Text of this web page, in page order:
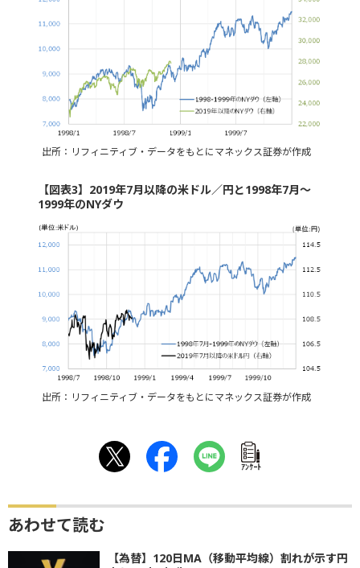
出所：リフィニティブ・データをもとにマネックス証券が作成
【図表3】2019年7月以降の米ドル／円と1998年7月～
1999年のNYダウ
出所：リフィニティブ・データをもとにマネックス証券が作成
ｱﾝｹｰﾄ
あわせて読む
【為替】120日MA（移動平均線）割れが示す円